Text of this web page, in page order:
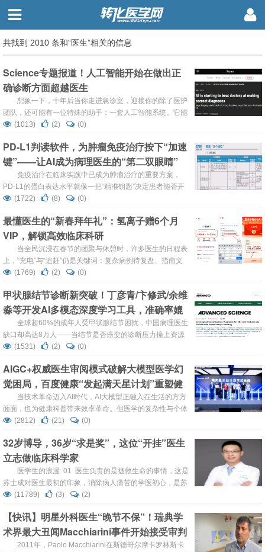
共找到 2010 条和“医生”相关的信息
Science专题报道！人工智能开始在做出正
确诊断方面超越医生
想象一下，十年后当你走进急诊室，迎接你的除了医护
团队，还可能有一位特殊的助手：一套人工智能系统。它能
在你候诊时通过自动监测设备收集数据，在医患交流时实时
一步诊疗方向。这一愿景或许很快将成为现实。最新发表于
《Science》杂志的研究显示，一种大型语言模型在复杂、
甚至危及生命疾病的诊断中，其表现已频频超过医生——即
使在信息有限、节奏紧张的急诊...
(1013) (2) (0)
PD-L1判读软件，为肿瘤免疫治疗按下“加速
键”——让AI成为病理医生的“第二双眼睛”
免疫治疗在临床实践中已成为肿瘤治疗的重要方案，
PD-L1的蛋白表达水平就像一把“精准钥匙”决定患者能否开
启PD-1/PD-L1免疫检查点抑制剂这把“生命之门”。迈杰医学
获批双适应症之后，同步绑定推出免疫组化数字病理图像处
理软件（苏械注准20242211923），用于PD-L1自动化判
读，为终端检测数智化赋能。 ...
(1722) (8) (0)
最懂医生的“新春拜年礼”：氢离子赠6个月
VIP，解锁高效临床科研
当全民沉浸在春节的团聚与休憩时，许多医生的日程表
上，“充电”与“追赶”仍是关键词：复杂病例待复盘、指南文
献日日新、假期门诊连轴转、科研论文压工期…如何高效获
需。 为此，阿里健康旗下医学AI助手“氢离子”，在春节期
间推出了最懂医生的“拜年礼”： 即日起至3月3日，医生下载
氢离子APP或登录PC端，首页输入口...
(1769) (2) (0)
甲状腺结节诊断新突破！丁彦青/卞修武/余维
淼等开发AI多模态深度学习工具，准确率媲
美资深病理医生
全球超60%的成年人受甲状腺结节困扰，中国病理医生
缺口却高达8万人——当结节是否癌变的诊断压力撞上资源
短缺的矛盾，成为当前甲状腺结节诊断的突出问题。近日，
坡科技局余维淼教授团队联合发表在知名期刊《Advanced
Science》一项内容给出了解决方案：一款名为AI-
TFNA（AI-Thyroid Fine Needle Aspiratio...
(1531) (2) (0)
AIGC+权威医生审阅模式破解大模型医学幻
觉困局，百度健康“发起满天星计划”重塑健
康科普生态
当技术革命迈入AI时代，AI大模型正融入在生活的方方
面面，也为健康科普带来效率革命。但医学的复杂性与个体
医疗问题的差异化让普通大众在使用医疗AI产品时需面临着
为应对这一问题，破解AI健康科普规模化与准确性间的核心
矛盾，推动科普产能质效双升，7月30日百度健康正式发布
长期公益项目“满天星计划”，以AI大模型为技术基座，将联
合10万名医生共建...
(2812) (21) (0)
32岁博导，36岁“求是奖”，这位“开挂”医生
立志做临床科学家
医学生的浪漫 01 医生负责的是拯救生命的事情，这是
苏士成对医生最初的印象，消除病人痛苦的学医初心，是苏
士成眼里的“浪漫”。 这份浪漫驱使他坚定走上漫漫学医路，
繁重的课业与激烈的竞争一度让苏士成对自己的选择充满怀
疑。本科阶段，医学院的不少课程都是双语教学。本就复杂
的教学内容与纷繁陌...
(11789) (3) (2)
【快讯】明星外科医生“晚节不保”！瑞典学
术界最大丑闻Macchiarini事件开始接受审判
2011年，Paolo Macchiarini在斯德哥尔摩卡罗林斯卡